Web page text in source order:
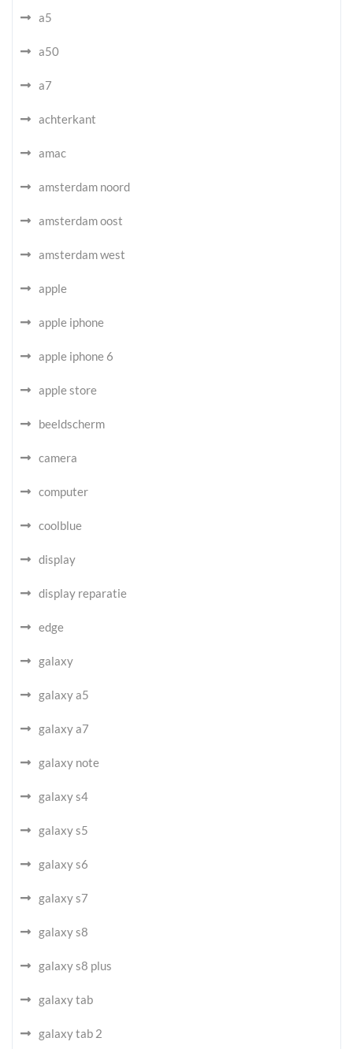
a5
a50
a7
achterkant
amac
amsterdam noord
amsterdam oost
amsterdam west
apple
apple iphone
apple iphone 6
apple store
beeldscherm
camera
computer
coolblue
display
display reparatie
edge
galaxy
galaxy a5
galaxy a7
galaxy note
galaxy s4
galaxy s5
galaxy s6
galaxy s7
galaxy s8
galaxy s8 plus
galaxy tab
galaxy tab 2